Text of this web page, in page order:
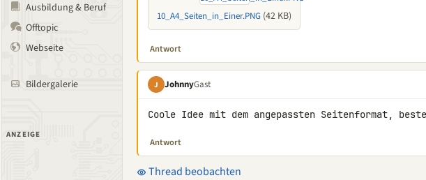
Ausbildung & Beruf
Offtopic
Webseite
Bildergalerie
ANZEIGE
10_A4_Seiten_in_Einer.PNG (42 KB)
Antwort
J JohnnyGast
Coole Idee mit dem angepassten Seitenformat,
Antwort
Thread beobachten